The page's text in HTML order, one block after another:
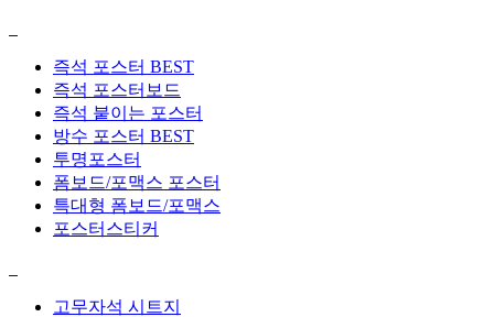
즉석 포스터 BEST
즉석 포스터보드
즉석 붙이는 포스터
방수 포스터 BEST
투명포스터
폼보드/포맥스 포스터
특대형 폼보드/포맥스
포스터스티커
고무자석 시트지